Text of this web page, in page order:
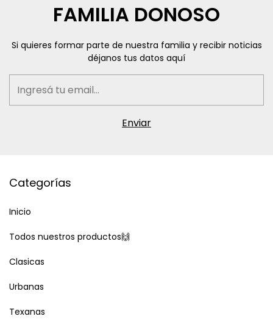
FAMILIA DONOSO
Si quieres formar parte de nuestra familia y recibir noticias
déjanos tus datos aquí
Categorías
Inicio
Todos nuestros productos🙌
Clasicas
Urbanas
Texanas